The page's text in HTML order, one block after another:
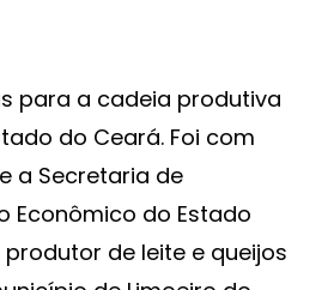
para a cadeia produtiva
do Ceará. Foi com
a Secretaria de
Econômico do Estado
produtor de leite e queijos